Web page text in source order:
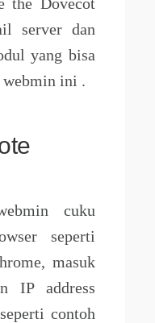
server dan
yang bisa
ini .
cuku
seperti
masuk
IP address
seperti contoh